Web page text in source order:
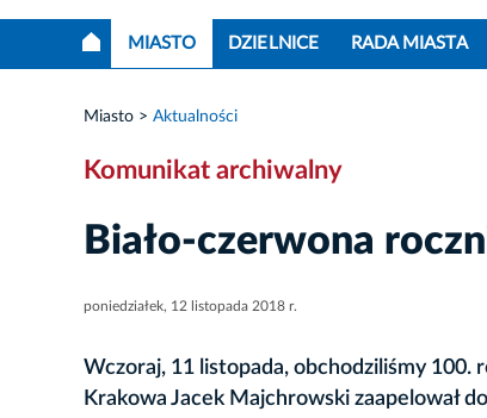
MIASTO DZIELNICE RADA MIASTA
Miasto Aktualności
Komunikat archiwalny
Biało-czerwona
poniedziałek, 12 listopada 2018 r.
Wczoraj, 11 listopada, obchodziliśmy 100.
Krakowa Jacek Majchrowski zaapelował